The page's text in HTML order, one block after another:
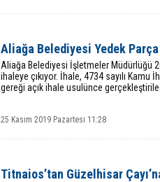
Aliağa Belediyesi Yedek
Aliağa Belediyesi İşletmeler Müdürlüğü
ihaleye çıkıyor. İhale, 4734 sayılı Kamu
gereği açık ihale usulünce
25 Kasım 2019 Pazartesi 11:28
Titnaios’tan Güzelhisar